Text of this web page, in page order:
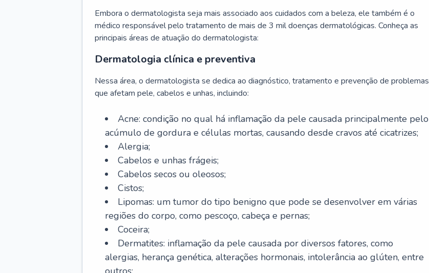
Embora o dermatologista seja mais associado aos cuidados com a beleza, ele também é o
médico responsável pelo tratamento de mais de 3 mil doenças dermatológicas. Conheça as
principais áreas de atuação do dermatologista:
Dermatologia clínica e preventiva
Nessa área, o dermatologista se dedica ao diagnóstico, tratamento e prevenção de problemas
que afetam pele, cabelos e unhas, incluindo:
Acne: condição no qual há inflamação da pele causada principalmente pelo
acúmulo de gordura e células mortas, causando desde cravos até cicatrizes;
Alergia;
Cabelos e unhas frágeis;
Cabelos secos ou oleosos;
Cistos;
Lipomas: um tumor do tipo benigno que pode se desenvolver em várias
regiões do corpo, como pescoço, cabeça e pernas;
Coceira;
Dermatites: inflamação da pele causada por diversos fatores, como
alergias, herança genética, alterações hormonais, intolerância ao glúten, entre